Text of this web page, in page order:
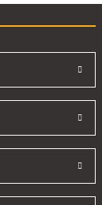
formunu